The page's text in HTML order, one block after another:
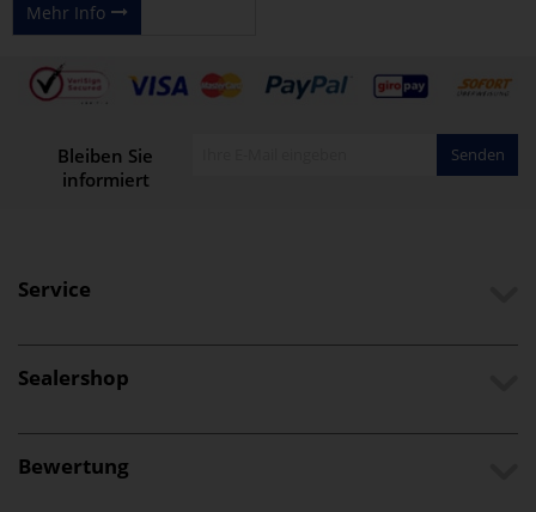
Mehr Info
Bleiben Sie
informiert
Senden
Service
Sealershop
Bewertung